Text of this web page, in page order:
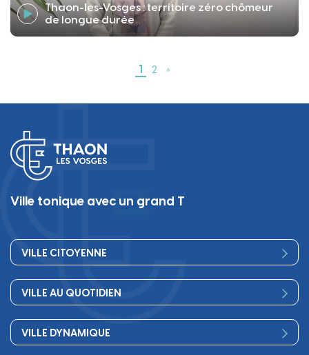
Thaon-les-Vosges : territoire zéro chômeur
de longue durée
1 2 »
Ville tonique avec un grand T
VILLE CITOYENNE
Conseil Municipal
Les services de la Mairie
Finances
VILLE AU QUOTIDIEN
Petite enfance
VILLE DYNAMIQUE